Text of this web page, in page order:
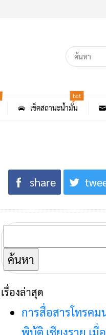
เช็คสถานะน้ำมัน
hot
share
ค้นหา
สำหรับ:
เรื่องล่าสุด
การสื่อสารโทรค
พิบัติ เชียงราย เ